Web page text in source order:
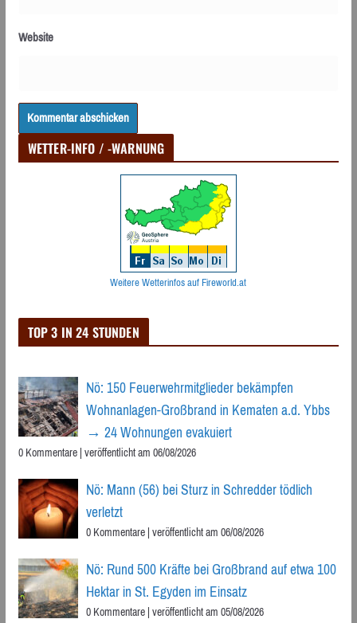
Website
WETTER-INFO / -WARNUNG
Weitere Wetterinfos auf Fireworld.at
TOP 3 IN 24 STUNDEN
Nö: 150 Feuerwehrmitglieder bekämpfen
Wohnanlagen-Großbrand in Kematen a.d. Ybbs
→ 24 Wohnungen evakuiert
0 Kommentare|veröffentlicht am 06/08/2026
Nö: Mann (56) bei Sturz in Schredder tödlich
verletzt
0 Kommentare|veröffentlicht am 06/08/2026
Nö: Rund 500 Kräfte bei Großbrand auf etwa 100
Hektar in St. Egyden im Einsatz
0 Kommentare|veröffentlicht am 05/08/2026